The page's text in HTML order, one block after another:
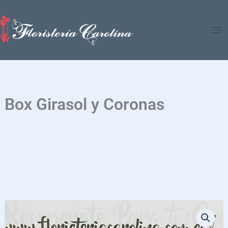
al
contenido
Box Girasol y Coronas
y